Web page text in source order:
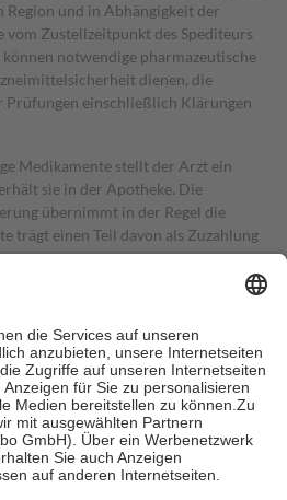
Region und in Abhängigkeit der
Zustellzeitpunkt des Spediteurs
notwendige pharmazeutische
dienen, die
einschließlich Klärungen
Medikamente stellt der Arzt ein
sie in der Apotheke. Die
übernimmt in der Regel die
trägt einen Teil davon als Zuzahlung
Zuzahlungen in Höhe von zehn
jedoch nie mehr als die tatsächlichen
auch für Online-Apotheken.
Krankenpflege beträgt die
sowie zehn Euro je
für ihre eigene Gesundheit zu
der Familie zu unterstützen,